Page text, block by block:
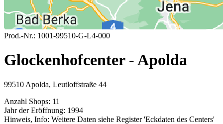
Prod.-Nr.: 1001-99510-G-L4-000
Glockenhofcenter - Apolda
99510 Apolda, Leutloffstraße 44
Anzahl Shops: 11
Jahr der Eröffnung: 1994
Hinweis, Info: Weitere Daten siehe Register 'Eckdaten des Centers'